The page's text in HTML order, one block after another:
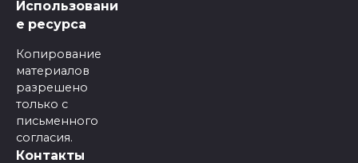
Использовани
е ресурса
Копирование
материалов
разрешено
только с
письменного
согласия.
Контакты